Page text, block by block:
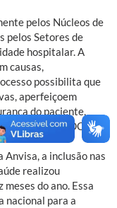
pelos Núcleos de
pelos Setores de
hospitalar. A
causas,
possibilita que
aperfeiçoem
do paciente,
Colegiada (RDC) nº
Anvisa, a inclusão nas
realizou
do ano. Essa
nacional para a